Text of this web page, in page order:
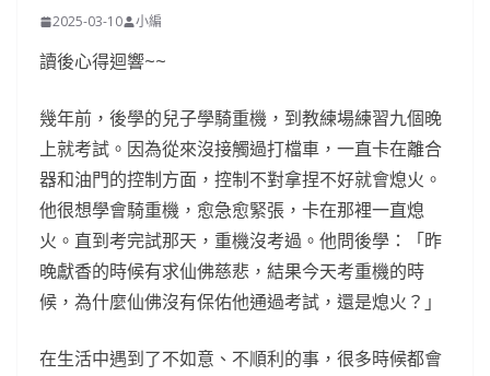
2025-03-10 小編
讀後心得迴響~~
幾年前，後學的兒子學騎重機，到教練場練習九個晚
上就考試。因為從來沒接觸過打檔車，一直卡在離合
器和油門的控制方面，控制不對拿捏不好就會熄火。
他很想學會騎重機，愈急愈緊張，卡在那裡一直熄
火。直到考完試那天，重機沒考過。他問後學：「昨
晚獻香的時候有求仙佛慈悲，結果今天考重機的時
候，為什麼仙佛沒有保佑他通過考試，還是熄火？」
在生活中遇到了不如意、不順利的事，很多時候都會